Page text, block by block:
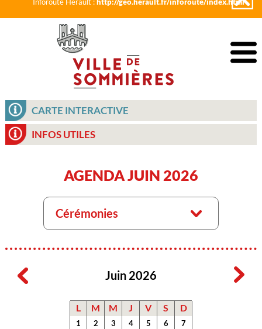
CARTE INTERACTIVE
INFOS UTILES
AGENDA JUIN 2026
Cérémonies
Juin 2026
L M M J V S D
1 2 3 4 5 6
7